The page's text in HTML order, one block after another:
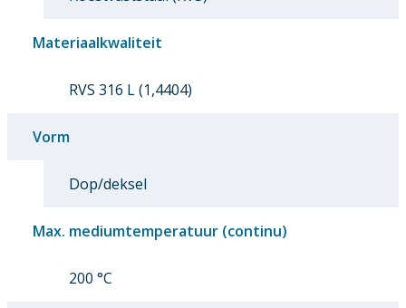
Materiaalkwaliteit
RVS 316 L (1,4404)
Vorm
Dop/deksel
Max. mediumtemperatuur (continu)
200 °C